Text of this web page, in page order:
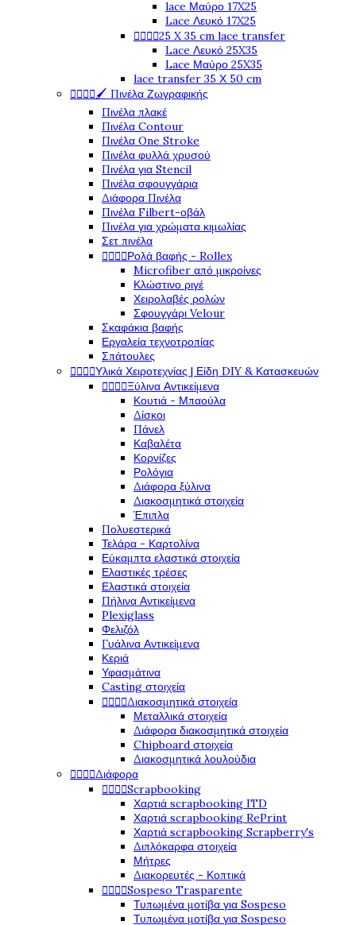
lace Μαύρο 17X25
Lace Λευκό 17X25
25 X 35 cm lace transfer
Lace Λευκό 25X35
Lace Μαύρο 25X35
lace transfer 35 Χ 50 cm
🖌️ Πινέλα Ζωγραφικής
Πινέλα πλακέ
Πινέλα Contour
Πινέλα One Stroke
Πινέλα φυλλά χρυσού
Πινέλα για Stencil
Πινέλα σφουγγάρια
Διάφορα Πινέλα
Πινέλα Filbert-οβάλ
Πινέλα για χρώματα κιμωλίας
Σετ πινέλα
Ρολά βαφής - Rollex
Microfiber από μικροίνες
Κλώστινο ριγέ
Χειρολαβές ρολών
Σφουγγάρι Velour
Σκαφάκια βαφής
Εργαλεία τεχνοτροπίας
Σπάτουλες
Υλικά Χειροτεχνίας | Είδη DIY & Κατασκευών
Ξύλινα Αντικείμενα
Κουτιά - Μπαούλα
Δίσκοι
Πάνελ
Καβαλέτα
Κορνίζες
Ρολόγια
Διάφορα ξύλινα
Διακοσμητικά στοιχεία
Έπιπλα
Πολυεστερικά
Τελάρα - Καρτολίνα
Εύκαμπτα ελαστικά στοιχεία
Ελαστικές τρέσες
Ελαστικά στοιχεία
Πήλινα Αντικείμενα
Plexiglass
Φελιζόλ
Γυάλινα Αντικείμενα
Κεριά
Υφασμάτινα
Casting στοιχεία
Διακοσμητικά στοιχεία
Μεταλλικά στοιχεία
Διάφορα διακοσμητικά στοιχεία
Chipboard στοιχεία
Διακοσμητικά λουλούδια
Διάφορα
Scrapbooking
Χαρτιά scrapbooking ITD
Χαρτιά scrapbooking RePrint
Χαρτιά scrapbooking Scrapberry's
Διπλόκαρφα στοιχεία
Μήτρες
Διακορευτές - Κοπτικά
Sospeso Trasparente
Τυπωμένα μοτίβα για Sospeso
Τυπωμένα μοτίβα για Sospeso